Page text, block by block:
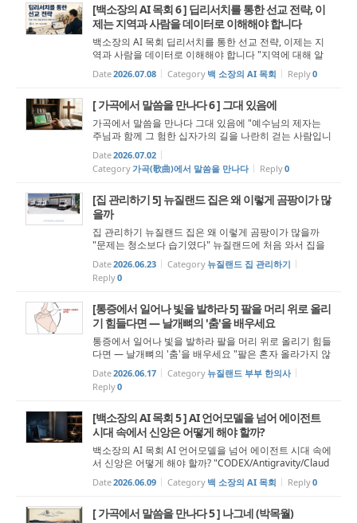
[백소장의 AI 목회 6 ] 딥리서치를 통한 선교 전략, 이
제는 지역과 사람을 데이터로 이해해야 합니다
백소장의 AI 목회 딥리서치를 통한 선교 전략, 이제는 지
역과 사람을 데이터로 이해해야 합니다 "지역에 대해 알
고, 사람에 대해 알아야 정확한 선교 전략을 세울 수 있습
니다." 우리는 전도와 선교를 이야기할 때 종종 열정과 헌
Date2026.07.08 Category 백 소장의 AI 목회 Reply0
[ 가곡에서 말씀을 만나다 6 ] 그대 있음에
가곡에서 말씀을 만나다 그대 있음에 "예수님의 제자는
주님과 함께 그 험한 십자가의 길을 나란히 걷는 사람입니
다." “너희는 나를 누구라 하느냐?” 그 옛날 제자들에게 던
져진 예수님의 물음입니다. 그러나 이 질문을 그저 빛바랜
역사 속 한 ...
Date2026.07.02
Category 가곡(歌曲)에서 말씀을 만나다 Reply0
[집 관리하기 5] 뉴질랜드 집은 왜 이렇게 곰팡이가 많
을까
집 관리하기 뉴질랜드 집은 왜 이렇게 곰팡이가 많을까
"문제는 청소보다 습기였다" 뉴질랜드에 처음 와서 집을
구한 사람들이 가장 당황하는 것 중 하나가 있다. 생각보
다 많은 집에서 곰팡이를 본다는 점이다. 창문 아래 검게
올라온 자국, 욕실 천장 모서리...
Date2026.06.23 Category 뉴질랜드 집 관리하기
Reply0
[통증에서 일어나 빛을 발하라 5] 팔을 머리 위로 올리
기 힘들다면 — 날개뼈의 '춤'을 배우세요
통증에서 일어나 빛을 발하라 팔을 머리 위로 올리기 힘들
다면 — 날개뼈의 '춤'을 배우세요 "팔은 혼자 올라가지 않
습니다" “일어나라 빛을 발하라 이는 네 빛이 이르렀고 여
호와의 영광이 네 위에 임하였음이니라” (사 60:1) 1. 어...
Date2026.06.17 Category 뉴질랜드 부부 한의사
Reply0
[백소장의 AI 목회 5 ] AI 언어모델을 넘어 에이전트
시대 속에서 신앙은 어떻게 해야 할까?
백소장의 AI 목회 AI 언어모델을 넘어 에이전트 시대 속에
서 신앙은 어떻게 해야 할까? "CODEX/Antigravity/Claud
e Code를 바라보는 우리의 시선" AI가 우리에게 준 충격
은 실로 놀라웠습니다. 챗GPT를 비롯한 생성형 AI가 우리
Date2026.06.09 Category 백 소장의 AI 목회 Reply0
[ 가곡에서 말씀을 만나다 5 ] 나그네 (박목월)